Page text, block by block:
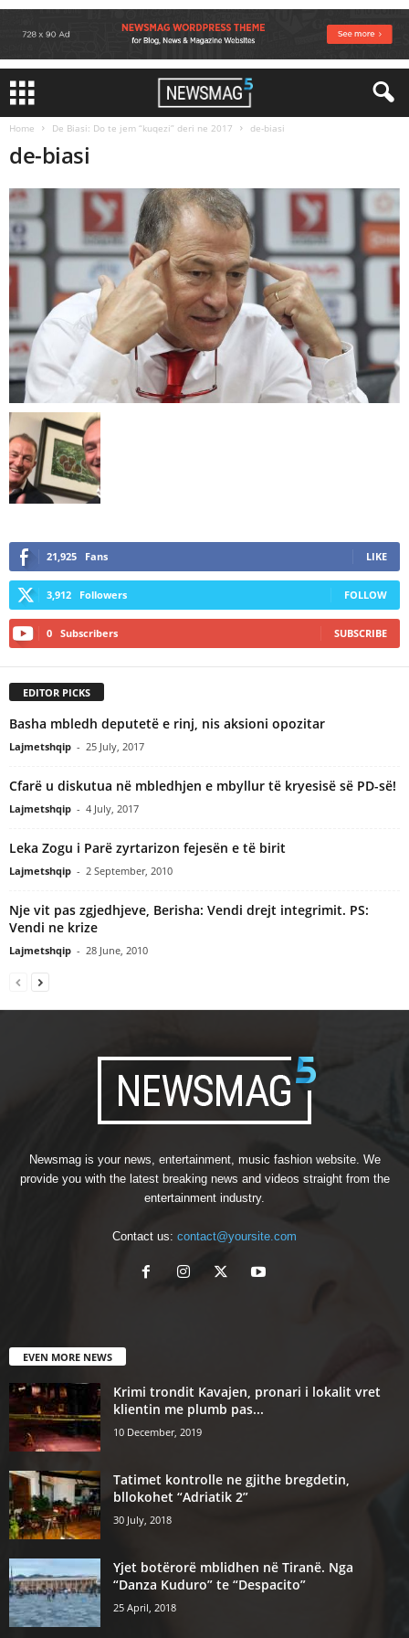
Home De Biasi: Do te jem “kuqezi” deri ne 2017 de-biasi
de-biasi
21,925 Fans LIKE
3,912 Followers FOLLOW
0 Subscribers SUBSCRIBE
EDITOR PICKS
Basha mbledh deputetë e rinj, nis aksioni opozitar
Lajmetshqip - 25 July, 2017
Cfarë u diskutua në mbledhjen e mbyllur të kryesisë së PD-së!
Lajmetshqip - 4 July, 2017
Leka Zogu i Parë zyrtarizon fejesën e të birit
Lajmetshqip - 2 September, 2010
Nje vit pas zgjedhjeve, Berisha: Vendi drejt integrimit. PS:
Vendi ne krize
Lajmetshqip - 28 June, 2010
Newsmag is your news, entertainment, music fashion website. We
provide you with the latest breaking news and videos straight from the
entertainment industry.
Contact us: contact@yoursite.com
EVEN MORE NEWS
Krimi trondit Kavajen, pronari i lokalit vret
klientin me plumb pas...
10 December, 2019
Tatimet kontrolle ne gjithe bregdetin,
bllokohet “Adriatik 2”
30 July, 2018
Yjet botërorë mblidhen në Tiranë. Nga
“Danza Kuduro” te “Despacito”
25 April, 2018